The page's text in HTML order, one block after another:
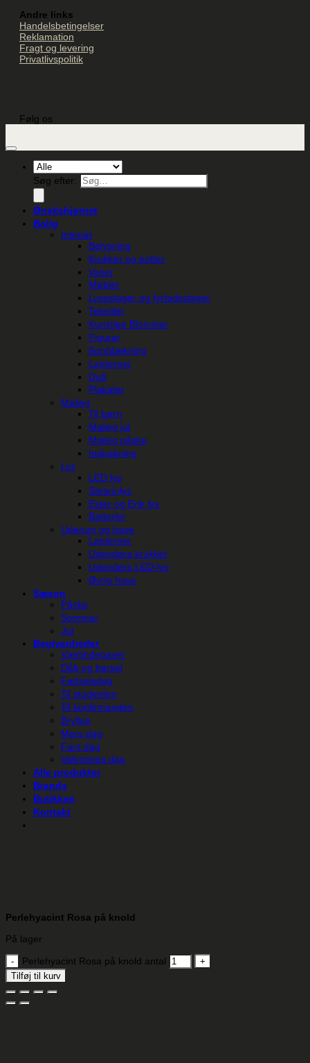
Andre links
Handelsbetingelser
Reklamation
Fragt og levering
Privatlivspolitik
Følg os
Søg efter:
Ønskehjørnet
Bolig
Interiør
Belysning
Krukker og potter
Vaser
Møbler
Lysestager og fyrfadsstager
Tekstiler
Kunstige Blomster
Figurer
Borddækning
Lanterner
Duft
Plakater
Maileg
Til børn
Maileg jul
Maileg påske
Indpakning
Lys
LED lys
Stearinlys
Ester og Erik lys
Batterier
Uderum og have
Lanterner
Udendørs krukker
Udendørs LED-lys
Øvrig have
Sæson
Påske
Sommer
Jul
Begivenheder
Værtindegaver
Dåb og barsel
Fødselsdag
Til studenten
Til konfirmanden
Bryllup
Mors dag
Fars dag
Valentines dag
Alle produkter
Brands
Butikken
Kontakt
Perlehyacint Rosa på knold
På lager
Perlehyacint Rosa på knold antal
Tilføj til kurv